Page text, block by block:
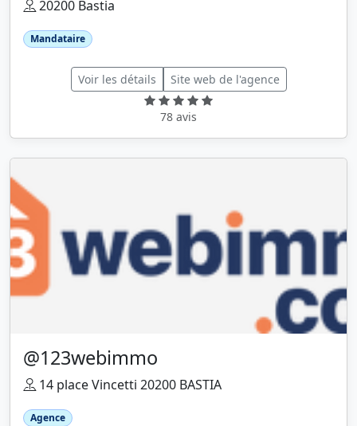
20200 Bastia
Mandataire
Voir les détails Site web de l'agence
78 avis
@123webimmo
14 place Vincetti 20200 BASTIA
Agence